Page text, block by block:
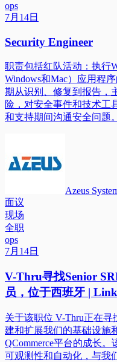
ops
7月14日
Security Engineer
职责包括红队活动：执行
Windows和Mac）应用程
期从识别、修复到报告，
险，对安全事件和技术工
和支持期间沟通安全问题。
Azeus
面议
现场
全职
ops
7月14日
V-Thru寻找Senior
员，位于西班牙 |
关于该职位 V-Thru正在寻
建和扩展我们的基础设施
QCommerce平台的成长。
可观测性和自动化，与我